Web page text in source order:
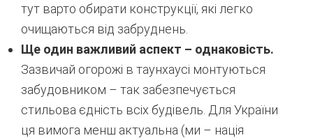
тут варто обирати конструкції, які легко
очищаються від забруднень.
Ще один важливий аспект – однаковість.
Зазвичай огорожі в таунхаусі монтуються
забудовником – так забезпечується
стильова єдність всіх будівель. Для України
ця вимога менш актуальна (ми – нація